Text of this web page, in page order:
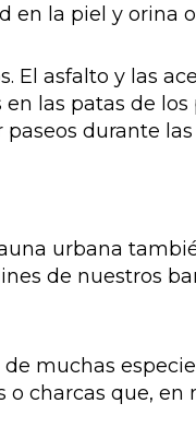
en la piel y orina
El asfalto y las
las patas de los
durante
urbana
de nuestros
muchas
charcas que, en